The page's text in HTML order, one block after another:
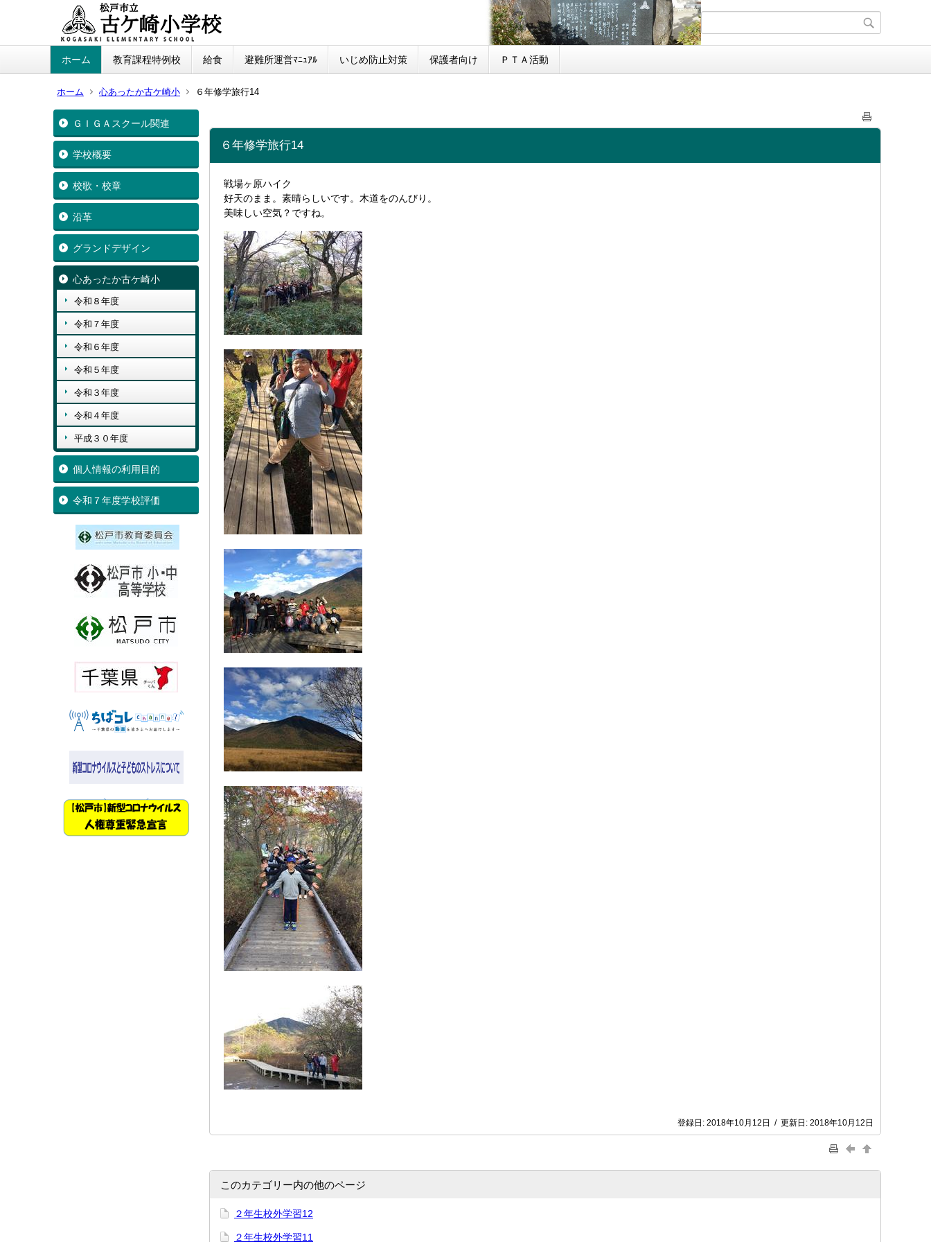
ホーム 教育課程特例校 給食 避難所運営ﾏﾆｭｱﾙ いじめ防止対策 保護者向け ＰＴＡ活動
ホーム 心あったか古ケ崎小 ６年修学旅行14
ＧＩＧＡスクール関連
学校概要
校歌・校章
沿革
グランドデザイン
心あったか古ケ崎小
令和８年度
令和７年度
令和６年度
令和５年度
令和３年度
令和４年度
平成３０年度
個人情報の利用目的
令和７年度学校評価
６年修学旅行14
戦場ヶ原ハイク
好天のまま。素晴らしいです。木道をのんびり。
美味しい空気？ですね。
登録日: 2018年10月12日 / 更新日: 2018年10月12日
このカテゴリー内の他のページ
２年生校外学習12
２年生校外学習11